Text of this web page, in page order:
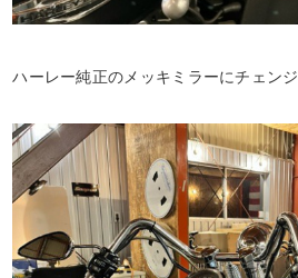
ハーレー純正のメッキミラーにチェンジ